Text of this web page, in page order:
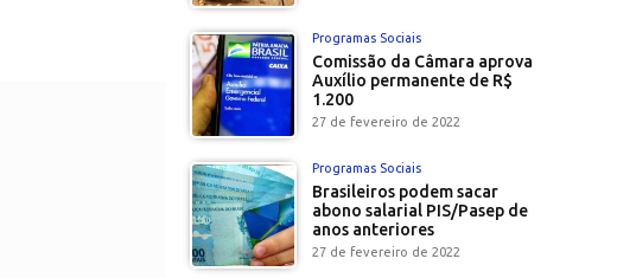
Programas Sociais
Comissão da Câmara aprova
Auxílio permanente de R$
1.200
27 de fevereiro de 2022
Programas Sociais
Brasileiros podem sacar
abono salarial PIS/Pasep de
anos anteriores
27 de fevereiro de 2022